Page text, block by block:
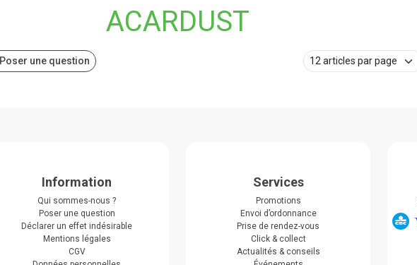
ACARDUST
Poser une question
Information
Qui sommes-nous ?
Poser une question
Déclarer un effet indésirable
Mentions légales
CGV
Services
Promotions
Envoi d’ordonnance
Prise de rendez-vous
Click & collect
Actualités & conseils